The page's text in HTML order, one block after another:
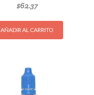
$62.37
AÑADIR AL CARRITO